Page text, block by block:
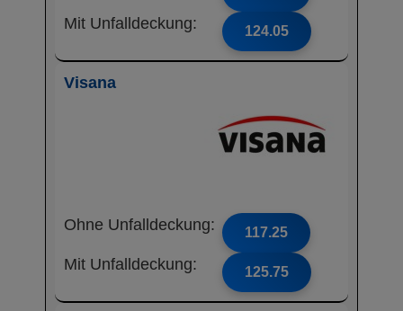
Mit Unfalldeckung: 124.05
Visana
Ohne Unfalldeckung: 117.25
Mit Unfalldeckung: 125.75